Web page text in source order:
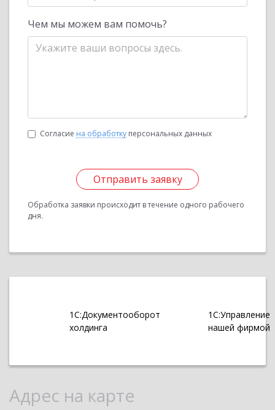
Чем мы можем вам помочь?
Согласие на обработку персональных данных
Отправить заявку
Обработка заявки происходит в течение одного рабочего
дня.
1С:Документооборот
холдинга
1С:Управление
нашей фирмой
Адрес на карте